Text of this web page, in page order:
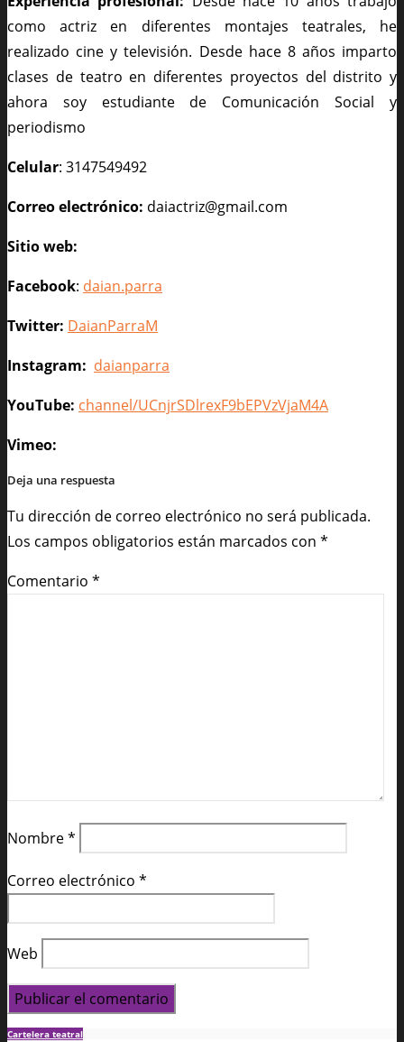
como actriz en diferentes montajes teatrales, he
realizado cine y televisión. Desde hace 8 años imparto
clases de teatro en diferentes proyectos del distrito y
ahora soy estudiante de Comunicación Social y
periodismo
Celular: 3147549492
Correo electrónico: daiactriz@gmail.com
Sitio web:
Facebook: daian.parra
Twitter: DaianParraM
Instagram: daianparra
YouTube: channel/UCnjrSDlrexF9bEPVzVjaM4A
Vimeo:
Deja una respuesta
Tu dirección de correo electrónico no será publicada.
Los campos obligatorios están marcados con *
Comentario *
Nombre*
Correo electrónico *
Web
Cartelera teatral